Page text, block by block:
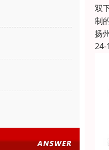
双
制
扬
24-